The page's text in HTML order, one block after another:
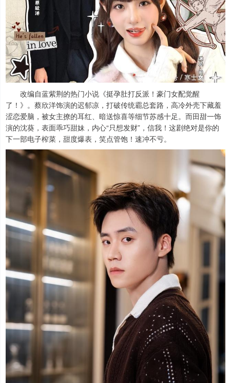
改编自蓝紫荆的热门小说《挺孕肚打反派！豪门女配觉醒
了！》。蔡欣洋饰演的迟郁凉，打破传统霸总套路，高冷外壳下藏羞
涩恋爱脑，被女主撩的耳红、暗送惊喜等细节苏感十足。而田甜一饰
演的沈葵，表面乖巧甜妹，内心“只想发财”，信我！这剧绝对是你的
下一部电子榨菜，甜度爆表，笑点管饱！速冲不亏。